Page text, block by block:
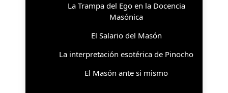
La Trampa del Ego en la Docencia
Masónica
El Salario del Masón
La interpretación esotérica de Pinocho
El Masón ante si mismo